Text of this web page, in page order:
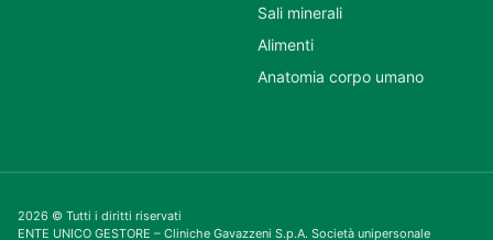
Sali minerali
Alimenti
Anatomia corpo umano
2026 © Tutti i diritti riservati
ENTE UNICO GESTORE – Cliniche Gavazzeni S.p.A. Società unipersonale